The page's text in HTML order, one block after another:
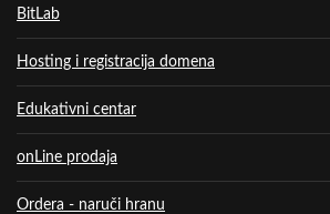
BitLab
Hosting i registracija domena
Edukativni centar
onLine prodaja
Ordera - naruči hranu